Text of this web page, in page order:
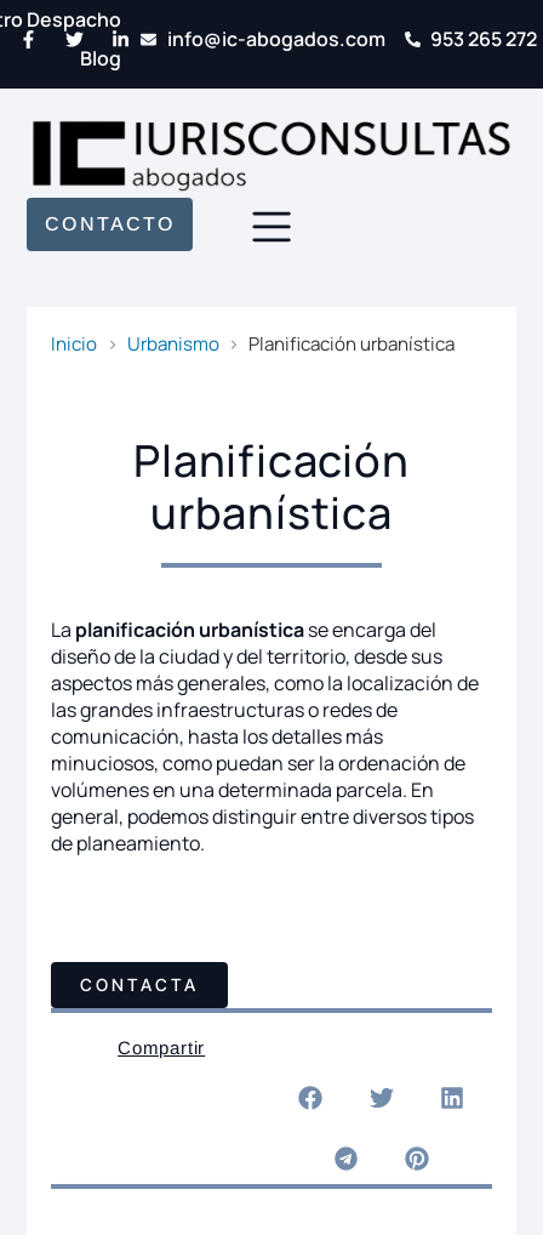
Despacho
Blog
info@ic-abogados.com 953 265 272
CONTACTO
Inicio Urbanismo Planificación urbanística
Planificación
urbanística
La planificación urbanísticase encarga del
diseño de la ciudad y del territorio, desde sus
aspectos más generales, como la localización de
las grandes infraestructuras o redes de
comunicación, hasta los detalles más
minuciosos, como puedan ser la ordenación de
volúmenes en una determinada parcela. En
general, podemos distinguir entre diversos tipos
de planeamiento.
CONTACTA
Compartir